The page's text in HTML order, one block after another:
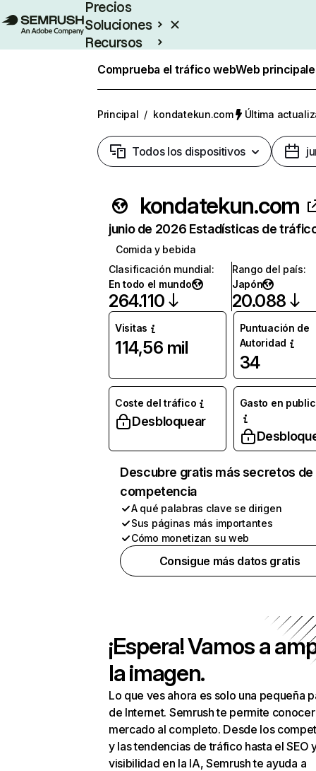
Precios
Soluciones
Recursos
Comprueba el tráfico webWeb
Principal / kondatekun.com Última
Todos los dispositivos
kondatekun.com
junio de 2026 Estadísticas de
Comida y bebida
Clasificación mundial:
En todo el mundo
264.110
Rango del país:
Japón
20.088
Visitas
114,56 mil
Puntuación de
Autoridad
34
Coste del tráfico
Desbloquear
Gasto en
Descubre gratis más secretos de
competencia
A qué palabras clave se dirigen
Sus páginas más importantes
Cómo monetizan su web
Consigue más datos gratis
¡Espera! Vamos a
la imagen.
Lo que ves ahora es solo una pequeña
de Internet. Semrush te permite
mercado al completo. Desde los
y las tendencias de tráfico hasta el SEO
visibilidad en la IA, Semrush te ayuda a